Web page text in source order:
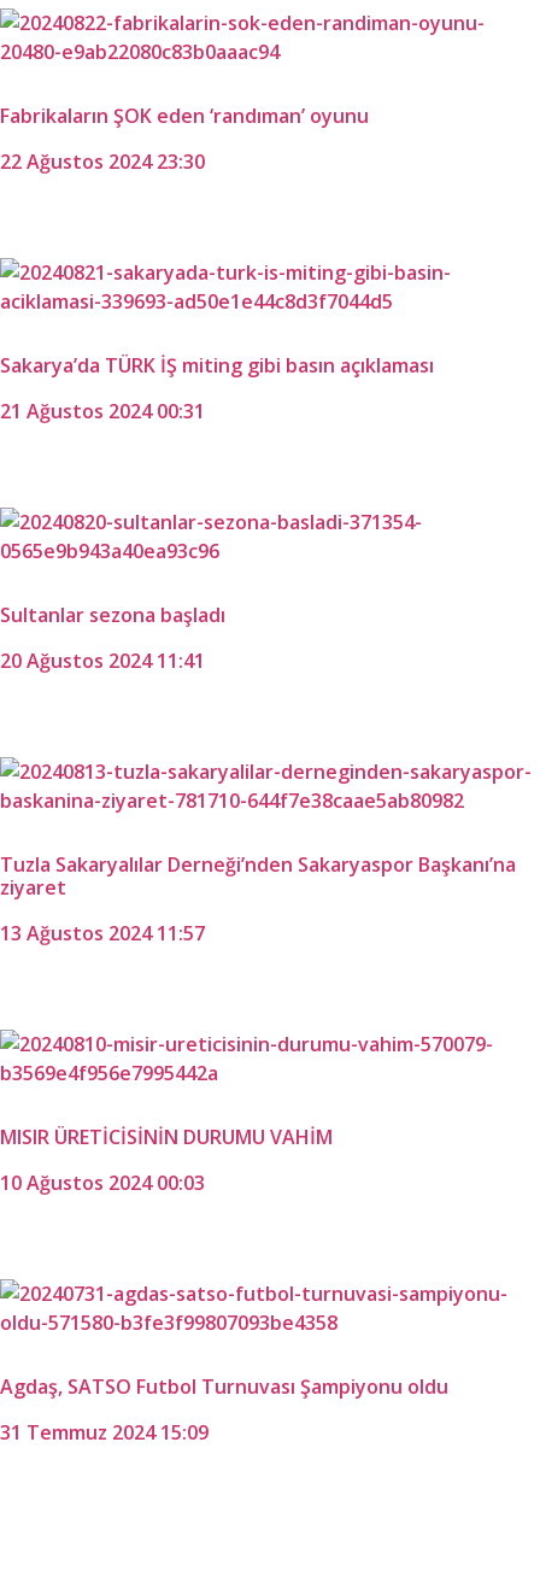
Fabrikaların ŞOK eden ‘randıman’ oyunu
22 Ağustos 2024 23:30
Sakarya’da TÜRK İŞ miting gibi basın açıklaması
21 Ağustos 2024 00:31
Sultanlar sezona başladı
20 Ağustos 2024 11:41
Tuzla Sakaryalılar Derneği’nden Sakaryaspor Başkanı’na
ziyaret
13 Ağustos 2024 11:57
MISIR ÜRETİCİSİNİN DURUMU VAHİM
10 Ağustos 2024 00:03
Agdaş, SATSO Futbol Turnuvası Şampiyonu oldu
31 Temmuz 2024 15:09